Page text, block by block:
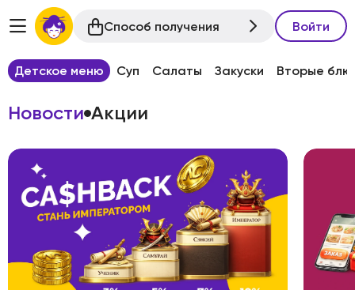
Способ получения Войти
Детское меню Суп Салаты Закуски Вторые
Новости Акции